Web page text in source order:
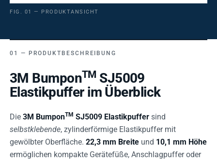
FIG. 01 — PRODUKTANSICHT
PRODUKTBESCHREIBUNG
3M BumponTM SJ5009
Elastikpuffer im Überblick
Die 3M BumponTM SJ5009 Elastikpuffer sind
selbstklebende, zylinderförmige Elastikpuffer mit
gewölbter Oberfläche. 22,3 mm Breite und 10,1 mm Höhe
ermöglichen kompakte Gerätefüße, Anschlagpuffer oder